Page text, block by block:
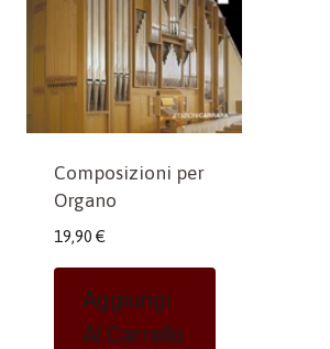
Composizioni per
Organo
19,90 €
Aggiungi
Al Carrello